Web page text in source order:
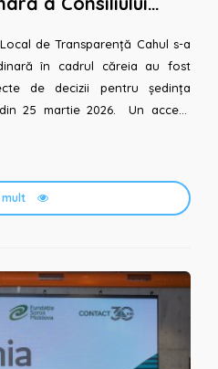
de Transparență Cahul s-a
în cadrul căreia au fost
de decizii pentru ședința
martie 2026. Un accent
mult